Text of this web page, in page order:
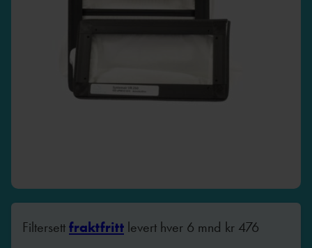
Filtersett fraktfritt levert hver 6 mnd kr 476